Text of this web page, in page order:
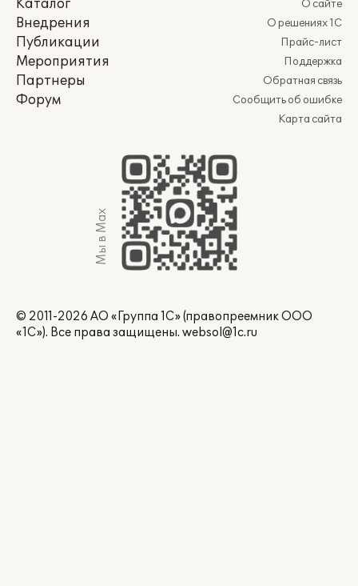
Каталог
Внедрения
Публикации
Мероприятия
Партнеры
Форум
О сайте
О решениях 1С
Прайс-лист
Поддержка
Обратная связь
Сообщить об ошибке
Карта сайта
Мы в Max
© 2011-2026 АО «Группа 1С» (правопреемник ООО
«1С»). Все права защищены. websol@1c.ru